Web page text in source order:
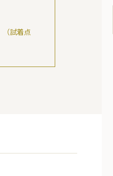
試着点